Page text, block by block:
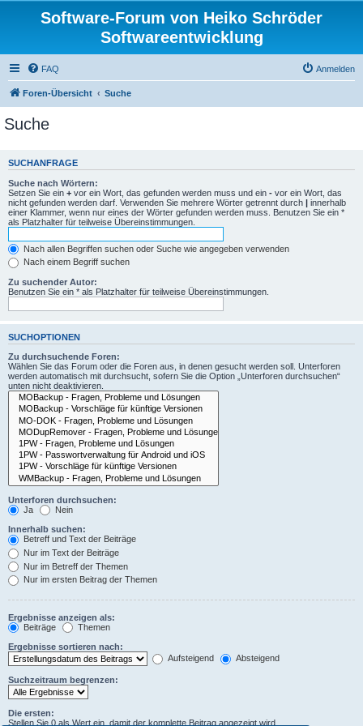
Software-Forum von Heiko Schröder
Softwareentwicklung
FAQ Anmelden
Foren-Übersicht Suche
Suche
SUCHANFRAGE
Suche nach Wörtern:
Setzen Sie ein + vor ein Wort, das gefunden werden muss und ein - vor ein Wort, das
nicht gefunden werden darf. Verwenden Sie mehrere Wörter getrennt durch | innerhalb
einer Klammer, wenn nur eines der Wörter gefunden werden muss. Benutzen Sie ein *
als Platzhalter für teilweise Übereinstimmungen.
Nach allen Begriffen suchen oder Suche wie angegeben verwenden
Nach einem Begriff suchen
Zu suchender Autor:
Benutzen Sie ein * als Platzhalter für teilweise Übereinstimmungen.
SUCHOPTIONEN
Zu durchsuchende Foren:
Wählen Sie das Forum oder die Foren aus, in denen gesucht werden soll. Unterforen
werden automatisch mit durchsucht, sofern Sie die Option „Unterforen durchsuchen“
unten nicht deaktivieren.
Unterforen durchsuchen:
Ja
Nein
Innerhalb suchen:
Betreff und Text der Beiträge
Nur im Text der Beiträge
Nur im Betreff der Themen
Nur im ersten Beitrag der Themen
Ergebnisse anzeigen als:
Beiträge
Themen
Ergebnisse sortieren nach:
Aufsteigend
Absteigend
Suchzeitraum begrenzen:
Die ersten:
Stellen Sie 0 als Wert ein, damit der komplette Beitrag angezeigt wird.